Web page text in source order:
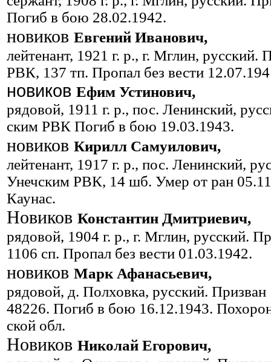
Погиб в бою 28.02.1942.
новиков Евгений Иванович,
лейтенант, 1921 г. р., г. Мглин,
РВК, 137 тп. Пропал без вести
новиков Ефим Устинович,
рядовой, 1911 г. р., пос. Ленин­ский,
ским РВК Погиб в бою 19.03.1943.
новиков Кирилл Самуилович,
лейтенант, 1917 г. р., пос. Ле­нинский,
Унечским РВК, 14 шб. Умер от ран
Каунас.
Новиков Константин Дмитриевич,
рядовой, 1904 г. р., г. Мглин, русский.
1106 сп. Пропал без вести 01.03.1942.
новиков Марк Афанасьевич,
рядовой, д. Полховка, русский.
48226. Погиб в бою 16.12.1943.
ской обл.
Новиков Николай Егорович,